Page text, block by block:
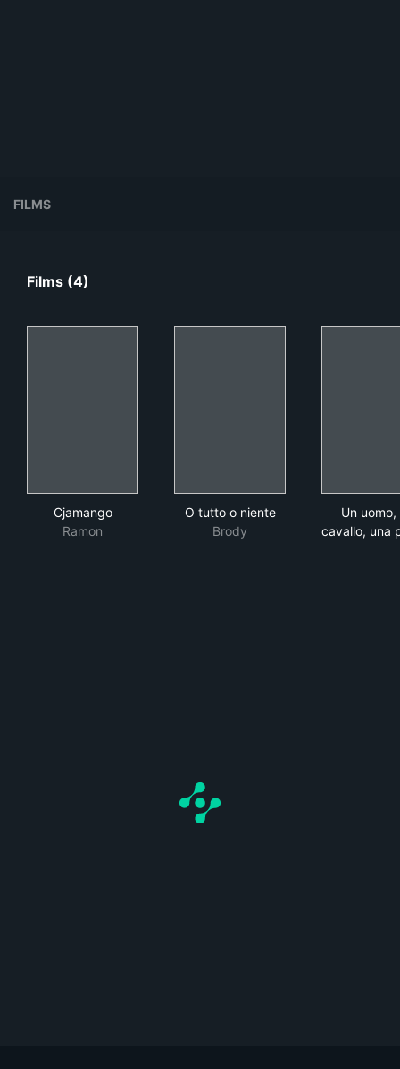
FILMS
Films (4)
Cjamango
Ramon
O tutto o niente
Brody
Un uomo,
cavallo, una